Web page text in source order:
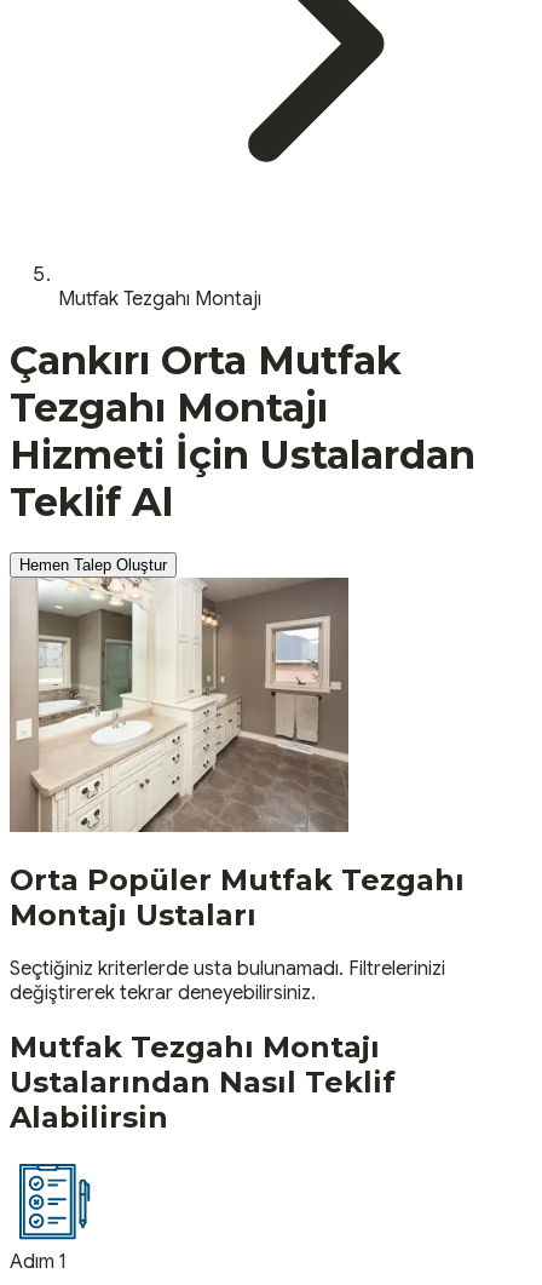
Mutfak Tezgahı Montajı
Çankırı Orta Mutfak
Tezgahı Montajı
Hizmeti İçin Ustalardan
Teklif Al
Hemen Talep Oluştur
Orta Popüler Mutfak Tezgahı
Montajı Ustaları
Seçtiğiniz kriterlerde usta bulunamadı. Filtrelerinizi
değiştirerek tekrar deneyebilirsiniz.
Mutfak Tezgahı Montajı
Ustalarından Nasıl Teklif
Alabilirsin
Adım 1